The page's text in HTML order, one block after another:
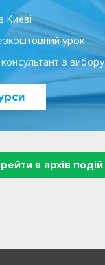
Києві
урок
з вибору
в архів подій